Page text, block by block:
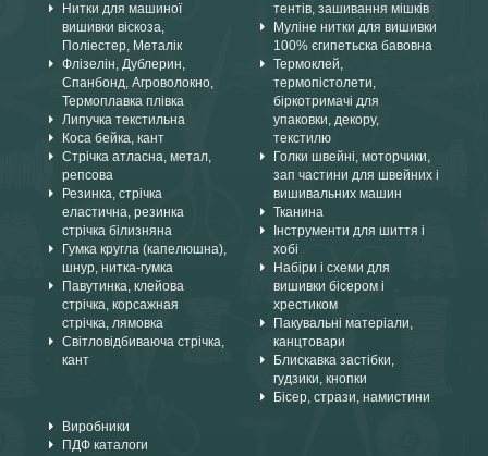
Нитки для машиної
вишивки віскоза,
Поліестер, Металік
Флізелін, Дублерин,
Спанбонд, Агроволокно,
Термоплавка плівка
Липучка текстильна
Коса бейка, кант
Стрічка атласна, метал,
репсова
Резинка, стрічка
еластична, резинка
стрічка білизняна
Гумка кругла (капелюшна),
шнур, нитка-гумка
Павутинка, клейова
стрічка, корсажная
стрічка, лямовка
Світловідбиваюча стрічка,
кант
тентів, зашивання мішків
Муліне нитки для вишивки
100% єгипетьска бавовна
Термоклей,
термопістолети,
біркотримачі для
упаковки, декору,
текстилю
Голки швейні, моторчики,
зап частини для швейних і
вишивальних машин
Тканина
Інструменти для шиття і
хобі
Набіри і схеми для
вишивки бісером і
хрестиком
Пакувальні матеріали,
канцтовари
Блискавка застібки,
гудзики, кнопки
Бісер, стрази, намистини
Виробники
ПДФ каталоги